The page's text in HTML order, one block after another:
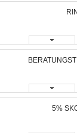
5%